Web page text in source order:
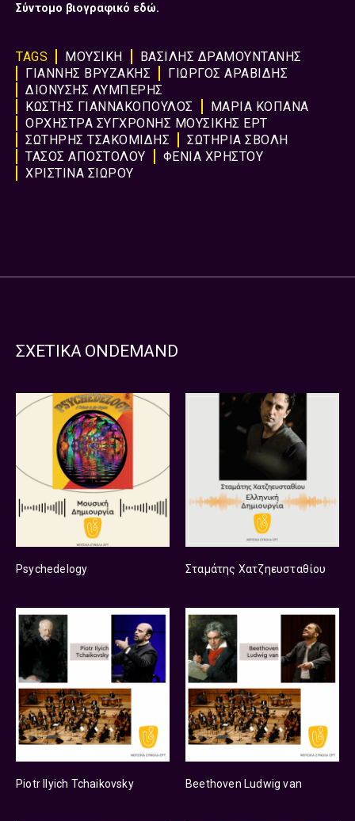
Σύντομο βιογραφικό εδώ.
TAGS ΜΟΥΣΙΚΗ
ΒΑΣΙΛΗΣ ΔΡΑΜΟΥΝΤΑΝΗΣ
ΓΙΑΝΝΗΣ ΒΡΥΖΑΚΗΣ
ΓΙΩΡΓΟΣ ΑΡΑΒΙΔΗΣ
ΔΙΟΝΥΣΗΣ ΛΥΜΠΕΡΗΣ
ΚΩΣΤΗΣ ΓΙΑΝΝΑΚΟΠΟΥΛΟΣ
ΜΑΡΙΑ ΚΟΠΑΝΑ
ΟΡΧΗΣΤΡΑ ΣΥΓΧΡΟΝΗΣ ΜΟΥΣΙΚΗΣ ΕΡΤ
ΣΩΤΗΡΗΣ ΤΣΑΚΟΜΙΔΗΣ
ΣΩΤΗΡΙΑ ΣΒΟΛΗ
ΤΑΣΟΣ ΑΠΟΣΤΟΛΟΥ
ΦΕΝΙΑ ΧΡΗΣΤΟΥ
ΧΡΙΣΤΙΝΑ ΣΙΩΡΟΥ
ΣΧΕΤΙΚΑ ONDEMAND
Psychedelogy Σταμάτης Χατζηευσταθίου
Piotr Ilyich Tchaikovsky Beethoven Ludwig van